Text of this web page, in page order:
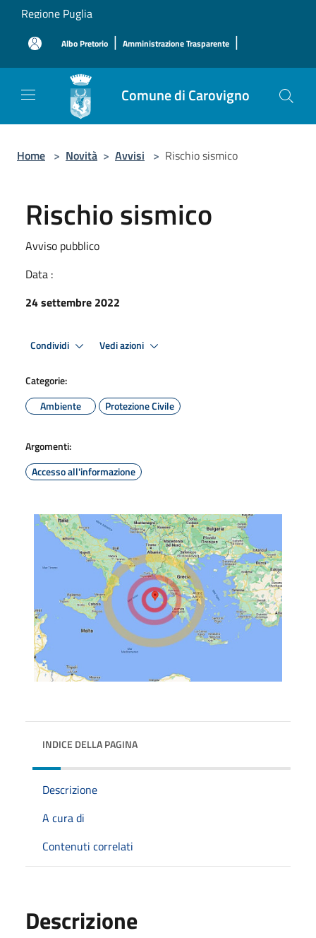
Salta al contenuto principale
Regione Puglia
Albo Pretorio | Amministrazione Trasparente |
Comune di Carovigno
Home > Novità > Avvisi > Rischio sismico
Rischio sismico
Avviso pubblico
Data :
24 settembre 2022
Condividi Vedi azioni
Categorie:
Ambiente
Protezione Civile
Argomenti:
Accesso all'informazione
INDICE DELLA PAGINA
Descrizione
A cura di
Contenuti correlati
Descrizione